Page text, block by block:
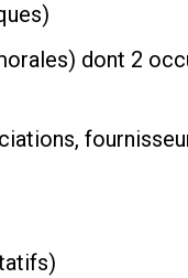
dont 2